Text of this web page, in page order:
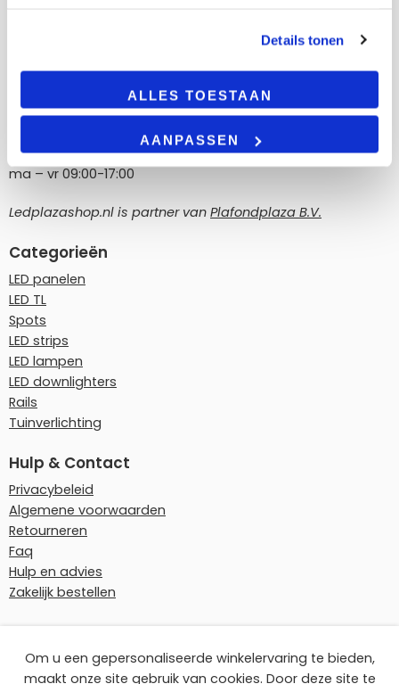
Details tonen
ALLES TOESTAAN
AANPASSEN
Poortland 186, 1046 BD Amsterdam
info@ledplazashop.nl
ma – vr 09:00-17:00
Ledplazashop.nl is partner van Plafondplaza B.V.
Categorieën
LED panelen
LED TL
Spots
LED strips
LED lampen
LED downlighters
Rails
Tuinverlichting
Hulp & Contact
Privacybeleid
Algemene voorwaarden
Retourneren
Faq
Hulp en advies
Zakelijk bestellen
Om u een gepersonaliseerde winkelervaring te bieden,
maakt onze site gebruik van cookies. Door deze site te